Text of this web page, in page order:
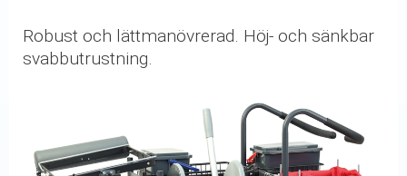
​Robust och lättmanövrerad. Höj- och sänkbar
svabbutrustning.